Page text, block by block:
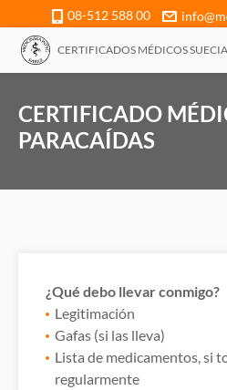
08-512 588 00
CERTIFICADOS MÉDICOS SUECIA
CERTIFICADO
PARACAÍDAS
¿Qué debo llevar conmigo?
Legitimación
Gafas (si las lleva)
Lista de medicamentos, si
regularmente